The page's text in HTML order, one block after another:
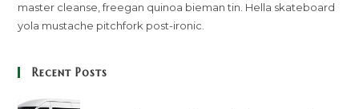
master cleanse, freegan quinoa bieman tin. Hella skateboard
yola mustache pitchfork post-ironic.
Recent Posts